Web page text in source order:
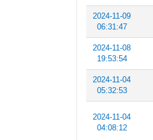
2024-11-09
06:31:47
2024-11-08
19:53:54
2024-11-04
05:32:53
2024-11-04
04:08:12